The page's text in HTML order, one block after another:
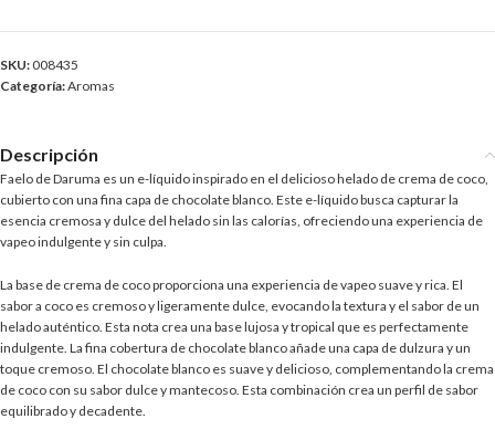
SKU: 008435
Categoría:Aromas
Descripción
Faelo de Daruma es un e-líquido inspirado en el delicioso helado de crema de coco,
cubierto con una fina capa de chocolate blanco. Este e-líquido busca capturar la
esencia cremosa y dulce del helado sin las calorías, ofreciendo una experiencia de
vapeo indulgente y sin culpa.
La base de crema de coco proporciona una experiencia de vapeo suave y rica. El
sabor a coco es cremoso y ligeramente dulce, evocando la textura y el sabor de un
helado auténtico. Esta nota crea una base lujosa y tropical que es perfectamente
indulgente. La fina cobertura de chocolate blanco añade una capa de dulzura y un
toque cremoso. El chocolate blanco es suave y delicioso, complementando la crema
de coco con su sabor dulce y mantecoso. Esta combinación crea un perfil de sabor
equilibrado y decadente.